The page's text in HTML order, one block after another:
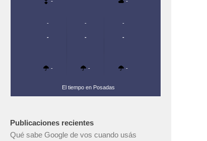
-
-
-
-
-
-
-
-
-
El tiempo en Posadas
Publicaciones recientes
Qué sabe Google de vos cuando usás